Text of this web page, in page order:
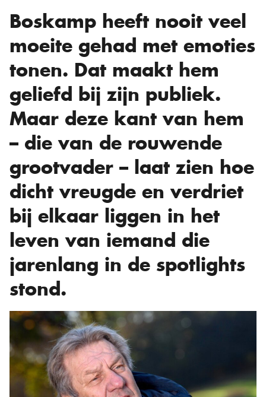
Boskamp heeft nooit veel
moeite gehad met emoties
tonen. Dat maakt hem
geliefd bij zijn publiek.
Maar deze kant van hem
– die van de rouwende
grootvader – laat zien hoe
dicht vreugde en verdriet
bij elkaar liggen in het
leven van iemand die
jarenlang in de spotlights
stond.